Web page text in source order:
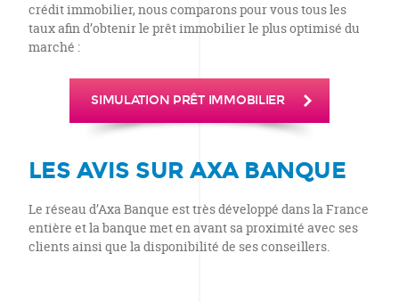
crédit immobilier, nous comparons pour vous tous les
taux afin d’obtenir le prêt immobilier le plus optimisé du
marché :
SIMULATION PRÊT IMMOBILIER
LES AVIS SUR AXA BANQUE
Le réseau d’Axa Banque est très développé dans la France
entière et la banque met en avant sa proximité avec ses
clients ainsi que la disponibilité de ses conseillers.